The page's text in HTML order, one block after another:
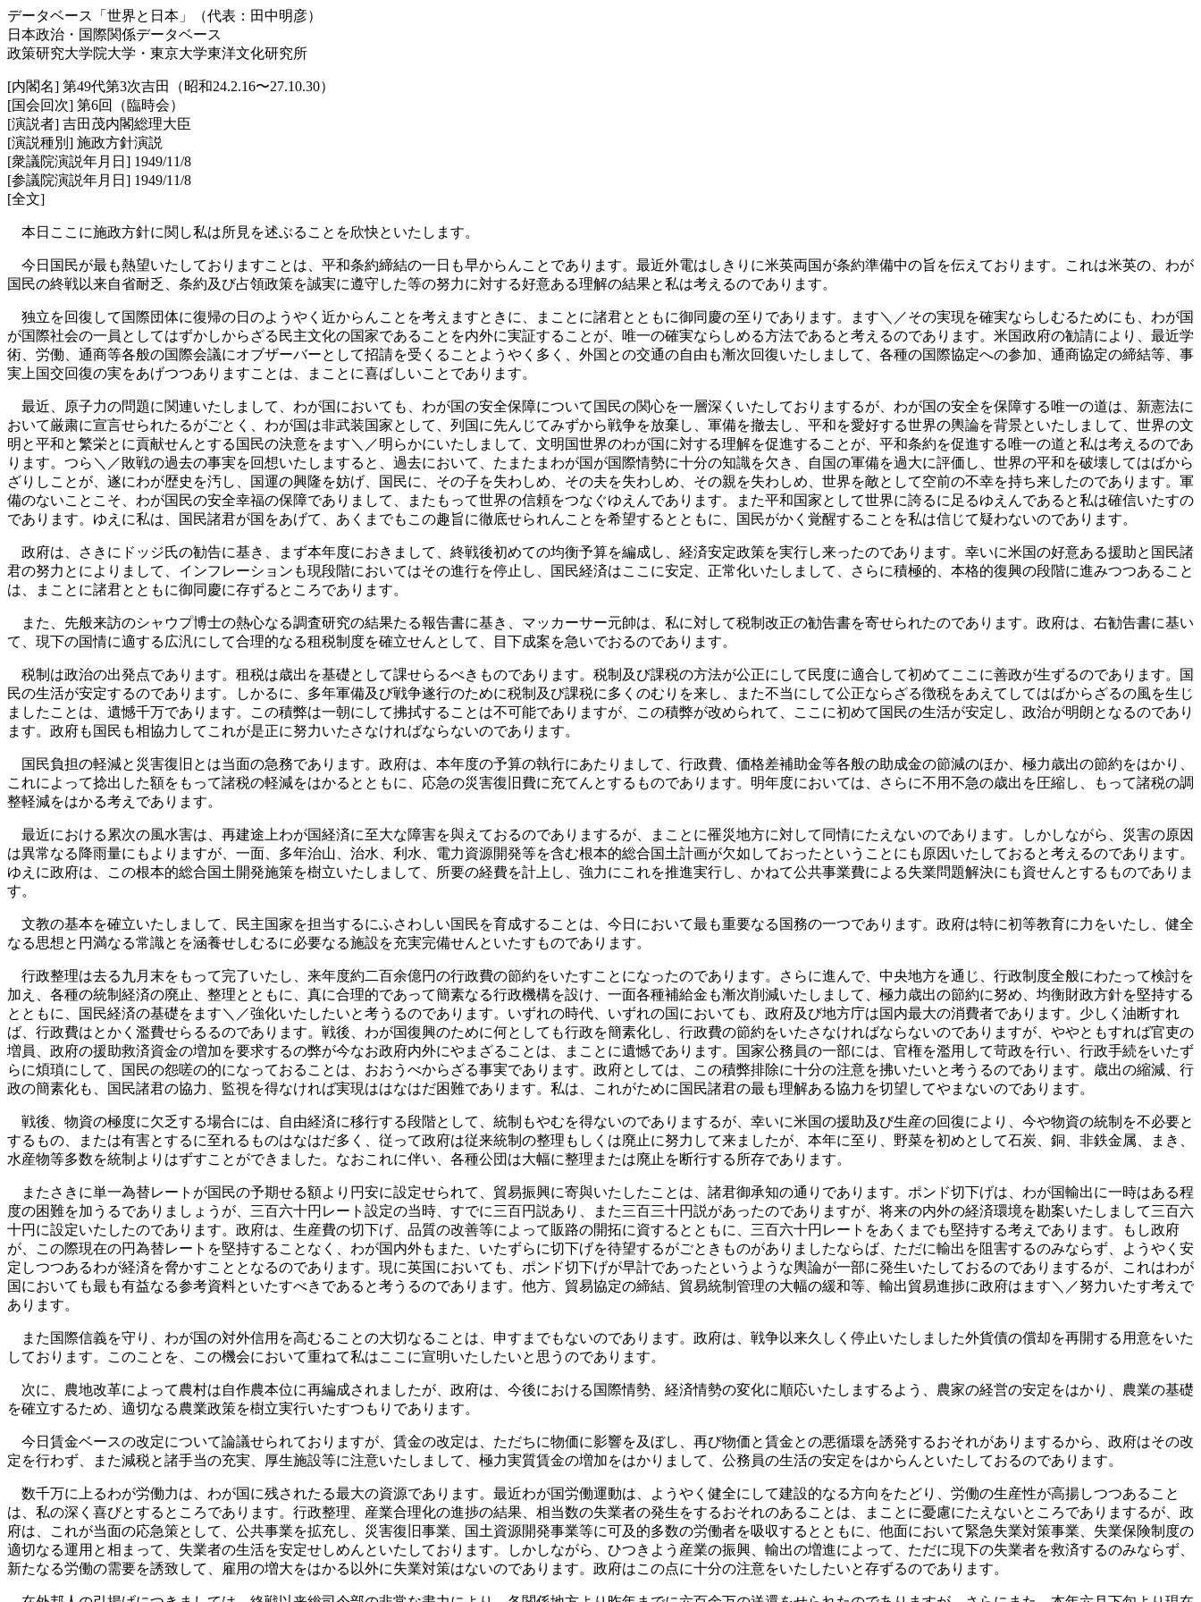
データベース「世界と日本」（代表：田中明彦）
日本政治・国際関係データベース
政策研究大学院大学・東京大学東洋文化研究所
[内閣名] 第49代第3次吉田（昭和24.2.16〜27.10.30）
[国会回次] 第6回（臨時会）
[演説者] 吉田茂内閣総理大臣
[演説種別] 施政方針演説
[衆議院演説年月日] 1949/11/8
[参議院演説年月日] 1949/11/8
[全文]
本日ここに施政方針に関し私は所見を述ぶることを欣快といたします。
今日国民が最も熱望いたしておりますことは、平和条約締結の一日も早からんことであります。最近外電はしきりに米英両国が条約準備中の旨を伝えております。これは米英の、わが
国民の終戦以来自省耐乏、条約及び占領政策を誠実に遵守した等の努力に対する好意ある理解の結果と私は考えるのであります。
独立を回復して国際団体に復帰の日のようやく近からんことを考えますときに、まことに諸君とともに御同慶の至りであります。ます＼／その実現を確実ならしむるためにも、わが国
が国際社会の一員としてはずかしからざる民主文化の国家であることを内外に実証することが、唯一の確実ならしめる方法であると考えるのであります。米国政府の勧請により、最近学
術、労働、通商等各般の国際会議にオブザーバーとして招請を受くることようやく多く、外国との交通の自由も漸次回復いたしまして、各種の国際協定への参加、通商協定の締結等、事
実上国交回復の実をあげつつありますことは、まことに喜ばしいことであります。
最近、原子力の問題に関連いたしまして、わが国においても、わが国の安全保障について国民の関心を一層深くいたしておりまするが、わが国の安全を保障する唯一の道は、新憲法に
おいて厳粛に宣言せられたるがごとく、わが国は非武装国家として、列国に先んじてみずから戦争を放棄し、軍備を撤去し、平和を愛好する世界の輿論を背景といたしまして、世界の文
明と平和と繁栄とに貢献せんとする国民の決意をます＼／明らかにいたしまして、文明国世界のわが国に対する理解を促進することが、平和条約を促進する唯一の道と私は考えるのであ
ります。つら＼／敗戦の過去の事実を回想いたしますると、過去において、たまたまわが国が国際情勢に十分の知識を欠き、自国の軍備を過大に評価し、世界の平和を破壊してはばから
ざりしことが、遂にわが歴史を汚し、国運の興隆を妨げ、国民に、その子を失わしめ、その夫を失わしめ、その親を失わしめ、世界を敵として空前の不幸を持ち来したのであります。軍
備のないことこそ、わが国民の安全幸福の保障でありまして、またもって世界の信頼をつなぐゆえんであります。また平和国家として世界に誇るに足るゆえんであると私は確信いたすの
であります。ゆえに私は、国民諸君が国をあげて、あくまでもこの趣旨に徹底せられんことを希望するとともに、国民がかく覚醒することを私は信じて疑わないのであります。
政府は、さきにドッジ氏の勧告に基き、まず本年度におきまして、終戦後初めての均衡予算を編成し、経済安定政策を実行し来ったのであります。幸いに米国の好意ある援助と国民諸
君の努力とによりまして、インフレーションも現段階においてはその進行を停止し、国民経済はここに安定、正常化いたしまして、さらに積極的、本格的復興の段階に進みつつあること
は、まことに諸君とともに御同慶に存ずるところであります。
また、先般来訪のシャウプ博士の熱心なる調査研究の結果たる報告書に基き、マッカーサー元帥は、私に対して税制改正の勧告書を寄せられたのであります。政府は、右勧告書に基い
て、現下の国情に適する広汎にして合理的なる租税制度を確立せんとして、目下成案を急いでおるのであります。
税制は政治の出発点であります。租税は歳出を基礎として課せらるべきものであります。税制及び課税の方法が公正にして民度に適合して初めてここに善政が生ずるのであります。国
民の生活が安定するのであります。しかるに、多年軍備及び戦争遂行のために税制及び課税に多くのむりを来し、また不当にして公正ならざる徴税をあえてしてはばからざるの風を生じ
ましたことは、遺憾千万であります。この積弊は一朝にして拂拭することは不可能でありますが、この積弊が改められて、ここに初めて国民の生活が安定し、政治が明朗となるのであり
ます。政府も国民も相協力してこれが是正に努力いたさなければならないのであります。
国民負担の軽減と災害復旧とは当面の急務であります。政府は、本年度の予算の執行にあたりまして、行政費、価格差補助金等各般の助成金の節減のほか、極力歳出の節約をはかり、
これによって捻出した額をもって諸税の軽減をはかるとともに、応急の災害復旧費に充てんとするものであります。明年度においては、さらに不用不急の歳出を圧縮し、もって諸税の調
整軽減をはかる考えであります。
最近における累次の風水害は、再建途上わが国経済に至大な障害を與えておるのでありまするが、まことに罹災地方に対して同情にたえないのであります。しかしながら、災害の原因
は異常なる降雨量にもよりますが、一面、多年治山、治水、利水、電力資源開発等を含む根本的総合国土計画が欠如しておったということにも原因いたしておると考えるのであります。
ゆえに政府は、この根本的総合国土開発施策を樹立いたしまして、所要の経費を計上し、強力にこれを推進実行し、かねて公共事業費による失業問題解決にも資せんとするものでありま
す。
文教の基本を確立いたしまして、民主国家を担当するにふさわしい国民を育成することは、今日において最も重要なる国務の一つであります。政府は特に初等教育に力をいたし、健全
なる思想と円満なる常識とを涵養せしむるに必要なる施設を充実完備せんといたすものであります。
行政整理は去る九月末をもって完了いたし、来年度約二百余億円の行政費の節約をいたすことになったのであります。さらに進んで、中央地方を通じ、行政制度全般にわたって検討を
加え、各種の統制経済の廃止、整理とともに、真に合理的であって簡素なる行政機構を設け、一面各種補給金も漸次削減いたしまして、極力歳出の節約に努め、均衡財政方針を堅持する
とともに、国民経済の基礎をます＼／強化いたしたいと考うるのであります。いずれの時代、いずれの国においても、政府及び地方庁は国内最大の消費者であります。少しく油断すれ
ば、行政費はとかく濫費せらるるのであります。戦後、わが国復興のために何としても行政を簡素化し、行政費の節約をいたさなければならないのでありますが、ややともすれば官吏の
増員、政府の援助救済資金の増加を要求するの弊が今なお政府内外にやまざることは、まことに遺憾であります。国家公務員の一部には、官権を濫用して苛政を行い、行政手続をいたず
らに煩瑣にして、国民の怨嗟の的になっておることは、おおうべからざる事実であります。政府としては、この積弊排除に十分の注意を拂いたいと考うるのであります。歳出の縮減、行
政の簡素化も、国民諸君の協力、監視を得なければ実現ははなはだ困難であります。私は、これがために国民諸君の最も理解ある協力を切望してやまないのであります。
戦後、物資の極度に欠乏する場合には、自由経済に移行する段階として、統制もやむを得ないのでありまするが、幸いに米国の援助及び生産の回復により、今や物資の統制を不必要と
するもの、または有害とするに至れるものはなはだ多く、従って政府は従来統制の整理もしくは廃止に努力して来ましたが、本年に至り、野菜を初めとして石炭、銅、非鉄金属、まき、
水産物等多数を統制よりはずすことができました。なおこれに伴い、各種公団は大幅に整理または廃止を断行する所存であります。
またさきに単一為替レートが国民の予期せる額より円安に設定せられて、貿易振興に寄與いたしたことは、諸君御承知の通りであります。ポンド切下げは、わが国輸出に一時はある程
度の困難を加うるでありましょうが、三百六十円レート設定の当時、すでに三百円説あり、また三百三十円説があったのでありますが、将来の内外の経済環境を勘案いたしまして三百六
十円に設定いたしたのであります。政府は、生産費の切下げ、品質の改善等によって販路の開拓に資するとともに、三百六十円レートをあくまでも堅持する考えであります。もし政府
が、この際現在の円為替レートを堅持することなく、わが国内外もまた、いたずらに切下げを待望するがごときものがありましたならば、ただに輸出を阻害するのみならず、ようやく安
定しつつあるわが経済を脅かすこととなるのであります。現に英国においても、ポンド切下げが早計であったというような輿論が一部に発生いたしておるのでありまするが、これはわが
国においても最も有益なる参考資料といたすべきであると考うるのであります。他方、貿易協定の締結、貿易統制管理の大幅の緩和等、輸出貿易進捗に政府はます＼／努力いたす考えで
あります。
また国際信義を守り、わが国の対外信用を高むることの大切なることは、申すまでもないのであります。政府は、戦争以来久しく停止いたしました外貨債の償却を再開する用意をいた
しております。このことを、この機会において重ねて私はここに宣明いたしたいと思うのであります。
次に、農地改革によって農村は自作農本位に再編成されましたが、政府は、今後における国際情勢、経済情勢の変化に順応いたしまするよう、農家の経営の安定をはかり、農業の基礎
を確立するため、適切なる農業政策を樹立実行いたすつもりであります。
今日賃金ベースの改定について論議せられておりますが、賃金の改定は、ただちに物価に影響を及ぼし、再び物価と賃金との悪循環を誘発するおそれがありまするから、政府はその改
定を行わず、また減税と諸手当の充実、厚生施設等に注意いたしまして、極力実質賃金の増加をはかりまして、公務員の生活の安定をはからんといたしておるのであります。
数千万に上るわが労働力は、わが国に残されたる最大の資源であります。最近わが国労働運動は、ようやく健全にして建設的なる方向をたどり、労働の生産性が高揚しつつあること
は、私の深く喜びとするところであります。行政整理、産業合理化の進捗の結果、相当数の失業者の発生をするおそれのあることは、まことに憂慮にたえないところでありまするが、政
府は、これが当面の応急策として、公共事業を拡充し、災害復旧事業、国土資源開発事業等に可及的多数の労働者を吸収するとともに、他面において緊急失業対策事業、失業保険制度の
適切なる運用と相まって、失業者の生活を安定せしめんといたしております。しかしながら、ひつきよう産業の振興、輸出の増進によって、ただに現下の失業者を救済するのみならず、
新たなる労働の需要を誘致して、雇用の増大をはかる以外に失業対策はないのであります。政府はこの点に十分の注意をいたしたいと存ずるのであります。